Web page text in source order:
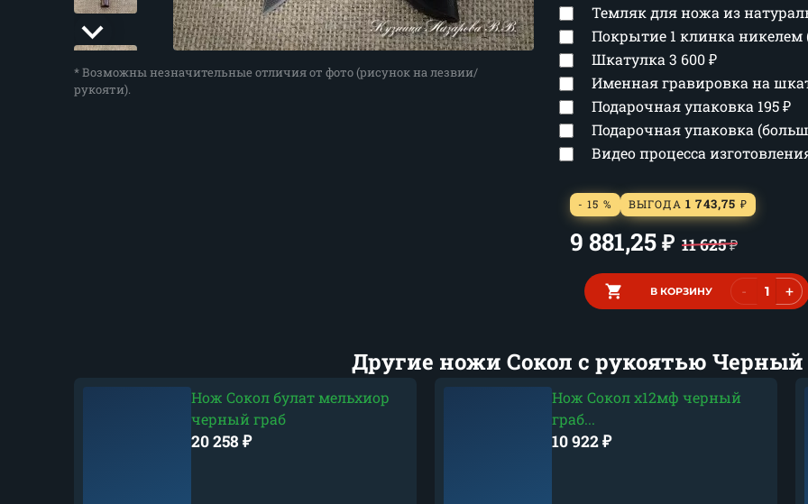
* Возможны незначительные отличия от фото (рисунок на лезвии/
рукояти).
Темляк для ножа из
Покрытие 1 клинка никелем
Шкатулка 3 600₽
Именная гравировка на
Подарочная упаковка 195₽
Подарочная упаковка
Видео процесса
- 15 % ВЫГОДА 1 743,75 ₽
9 881,25₽ 11 625₽
В КОРЗИНУ - +
Другие ножи Сокол с рукоятью Черный
Нож Сокол булат мельхиор
черный граб
20 258 ₽
Нож Сокол х12мф черный
граб...
10 922₽